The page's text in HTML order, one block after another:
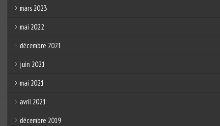
mars 2023
mai 2022
décembre 2021
juin 2021
mai 2021
avril 2021
décembre 2019